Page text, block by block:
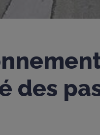
des